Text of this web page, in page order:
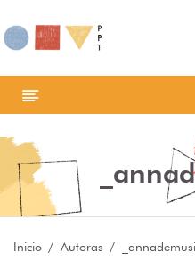
Inicio Autoras